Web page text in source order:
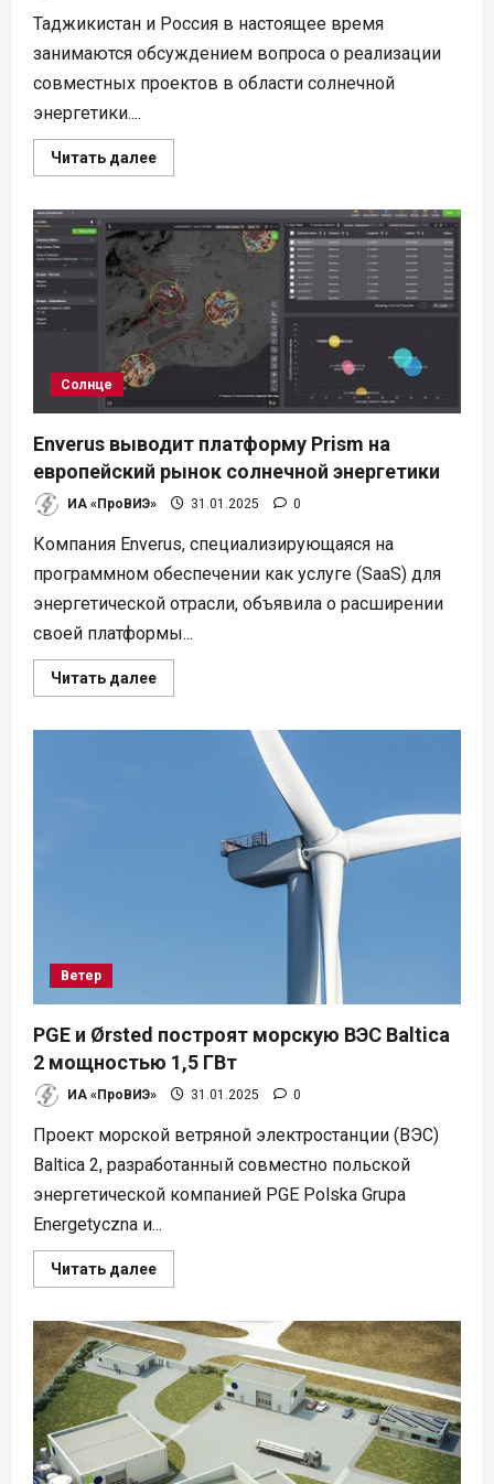
Таджикистан и Россия в настоящее время
занимаются обсуждением вопроса о реализации
совместных проектов в области солнечной
энергетики....
Читать далееПрочитать
больше
обсуждает
с
Россией
развитие
солнечной
энергетики
Солнце
Enverus выводит платформу Prism на
европейский рынок солнечной энергетики
ИА «ПроВИЭ» 31.01.2025 0
Компания Enverus, специализирующаяся на
программном обеспечении как услуге (SaaS) для
энергетической отрасли, объявила о расширении
своей платформы...
Читать далееПрочитать
больше
энергетики
Ветер
PGE и Ørsted построят морскую ВЭС Baltica
2 мощностью 1,5 ГВт
ИА «ПроВИЭ» 31.01.2025 0
Проект морской ветряной электростанции (ВЭС)
Baltica 2, разработанный совместно польской
энергетической компанией PGE Polska Grupa
Energetyczna и...
Читать далееПрочитать
больше
и
Ørsted
построят
морскую
ВЭС
Baltica
2
мощностью
1,5
ГВт